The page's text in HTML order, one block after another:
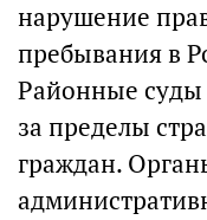
нарушение
пребывания в
Районные суды
за пределы
граждан.